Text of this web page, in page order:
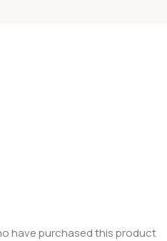
have purchased this product